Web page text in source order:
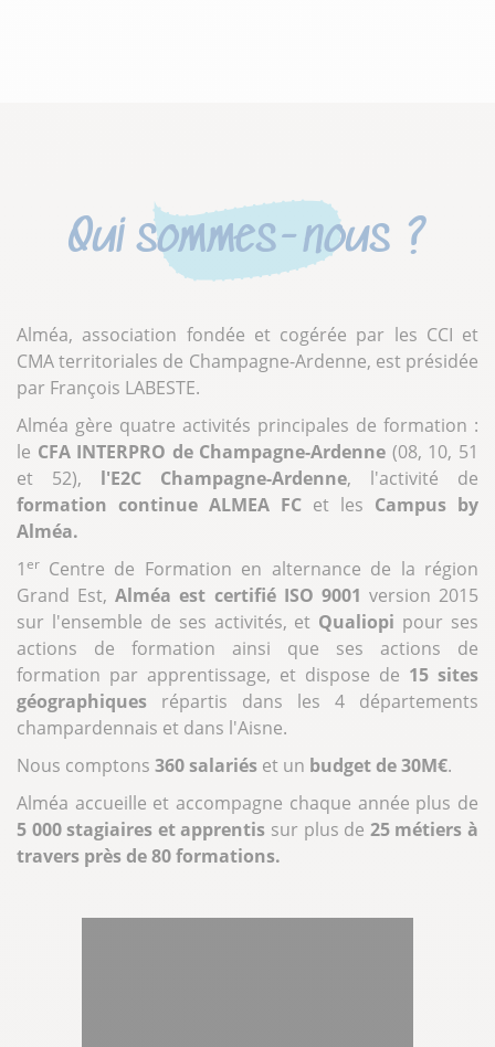
Qui sommes-nous ?
Alméa, association fondée et cogérée par les CCI et
CMA territoriales de Champagne-Ardenne, est présidée
par François LABESTE.
Alméa gère quatre activités principales de formation :
le CFA INTERPRO de Champagne-Ardenne (08, 10, 51
et 52), l'E2C Champagne-Ardenne, l'activité de
formation continue ALMEA FC et les Campus by
Alméa.
1er Centre de Formation en alternance de la région
Grand Est,Alméa est certifié ISO 9001 version 2015
sur l'ensemble de ses activités, et Qualiopi pour ses
actions de formation ainsi que ses actions de
formation par apprentissage, et dispose de 15 sites
géographiques répartis dans les 4 départements
champardennais et dans l'Aisne.
Nous comptons 360 salariés et un budget de 30M€.
Alméa accueille et accompagne chaque année plus de
5 000 stagiaires et apprentis sur plus de 25 métiers à
travers près de 80 formations.